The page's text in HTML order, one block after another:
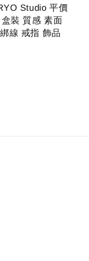
Studio 平價
裝 質感 素面
線 戒指 飾品